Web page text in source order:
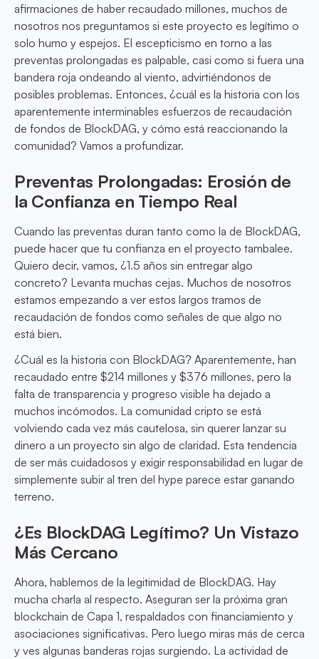
afirmaciones de haber recaudado millones, muchos de
nosotros nos preguntamos si este proyecto es legítimo o
solo humo y espejos. El escepticismo en torno a las
preventas prolongadas es palpable, casi como si fuera una
bandera roja ondeando al viento, advirtiéndonos de
posibles problemas. Entonces, ¿cuál es la historia con los
aparentemente interminables esfuerzos de recaudación
de fondos de BlockDAG, y cómo está reaccionando la
comunidad? Vamos a profundizar.
Preventas Prolongadas: Erosión de
la Confianza en Tiempo Real
Cuando las preventas duran tanto como la de BlockDAG,
puede hacer que tu confianza en el proyecto tambalee.
Quiero decir, vamos, ¿1.5 años sin entregar algo
concreto? Levanta muchas cejas. Muchos de nosotros
estamos empezando a ver estos largos tramos de
recaudación de fondos como señales de que algo no
está bien.
¿Cuál es la historia con BlockDAG? Aparentemente, han
recaudado entre $214 millones y $376 millones, pero la
falta de transparencia y progreso visible ha dejado a
muchos incómodos. La comunidad cripto se está
volviendo cada vez más cautelosa, sin querer lanzar su
dinero a un proyecto sin algo de claridad. Esta tendencia
de ser más cuidadosos y exigir responsabilidad en lugar de
simplemente subir al tren del hype parece estar ganando
terreno.
¿Es BlockDAG Legítimo? Un Vistazo
Más Cercano
Ahora, hablemos de la legitimidad de BlockDAG. Hay
mucha charla al respecto. Aseguran ser la próxima gran
blockchain de Capa 1, respaldados con financiamiento y
asociaciones significativas. Pero luego miras más de cerca
y ves algunas banderas rojas surgiendo. La actividad de